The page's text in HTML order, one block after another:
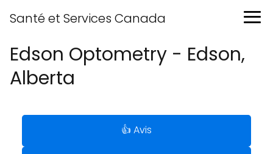
Santé et Services Canada
Edson Optometry - Edson,
Alberta
👍 Avis